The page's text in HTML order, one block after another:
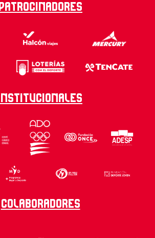
Patrocinadores
Institucionales
Colaboradores